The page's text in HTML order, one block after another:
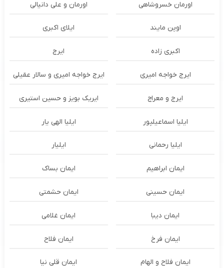
اورمان خسروشاهی اورمان و علی دانیالی
اوپن مایند ايلاى اكبرى
اکبری زاده ایرج
ایرج خواجه امیری ایرج خواجه امیری و سالار عقیلی
ایرج و معراج ایریک بویز و حسین استیری
ایلیا اسماعیلپور ایلیا الهی یار
ایلیا رحمانی ایلیار
ایمان ابراهیم ایمان بساک
ایمان حسینی ایمان حشمتی
ایمان دیبا ایمان غلامی
ایمان فرخ ایمان فلاح
ایمان فلاح و الهام ایمان قلی نیا